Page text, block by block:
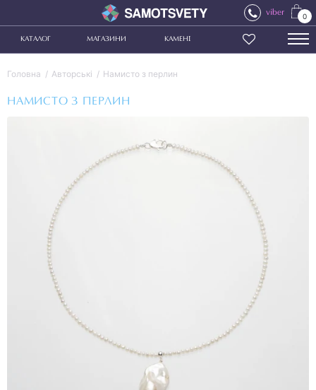
viber 0
КАТАЛОГ МАГАЗИНИ КАМЕНІ
Головна Авторські Намисто з перлин
НАМИСТО З ПЕРЛИН